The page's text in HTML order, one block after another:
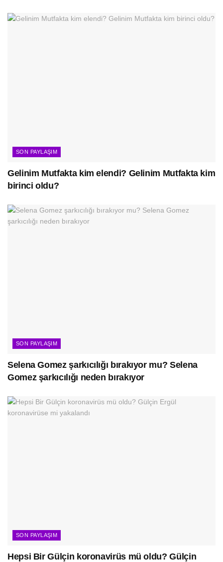
SON PAYLAŞIM
Gelinim Mutfakta kim elendi? Gelinim Mutfakta kim
birinci oldu?
SON PAYLAŞIM
Selena Gomez şarkıcılığı bırakıyor mu? Selena
Gomez şarkıcılığı neden bırakıyor
SON PAYLAŞIM
Hepsi Bir Gülçin koronavirüs mü oldu? Gülçin